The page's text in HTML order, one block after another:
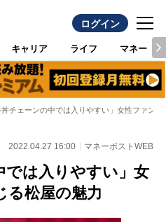
ログイン
キャリア ライフ マネー
丼チェーンの中では入りやすい」女性ファン
2022.04.27 16:00 マネーポストWEB
では入りやすい」女
る松屋の魅力